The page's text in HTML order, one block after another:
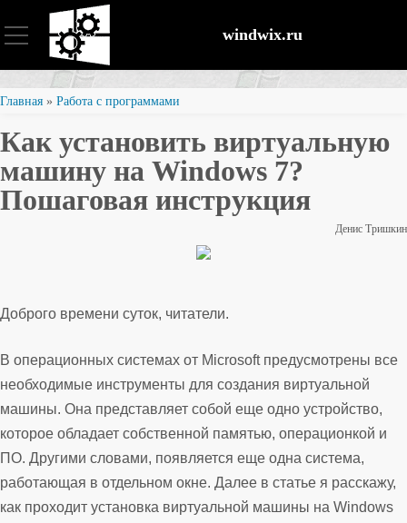
windwix.ru
Установка и настройка
Оптимизация ОС
Восстановление файлов
Главная » Работа с программами
Как установить виртуальную
машину на Windows 7?
Пошаговая инструкция
Денис Тришкин
Доброго времени суток, читатели.
В операционных системах от Microsoft предусмотрены все
необходимые инструменты для создания виртуальной
машины. Она представляет собой еще одно устройство,
которое обладает собственной памятью, операционкой и
ПО. Другими словами, появляется еще одна система,
работающая в отдельном окне. Далее в статье я расскажу,
как проходит установка виртуальной машины на Windows